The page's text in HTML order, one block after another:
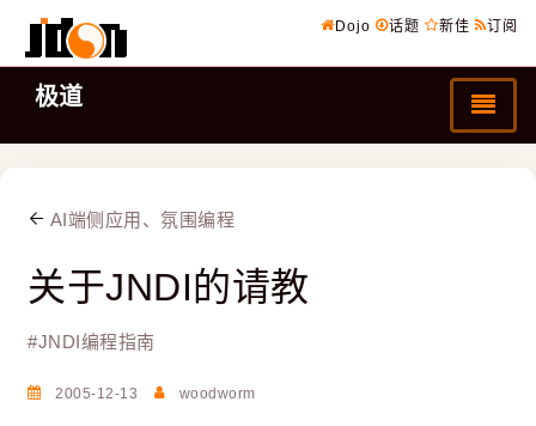
Dojo 话题 新佳 订阅
极道
AI端侧应用、氛围编程
关于JNDI的请教
#JNDI编程指南
2005-12-13 woodworm